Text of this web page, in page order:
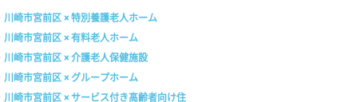
川崎市宮前区 × 特別養護老人ホーム
川崎市宮前区 × 有料老人ホーム
川崎市宮前区 × 介護老人保健施設
川崎市宮前区 × グループホーム
川崎市宮前区 × サービス付き高齢者向け住